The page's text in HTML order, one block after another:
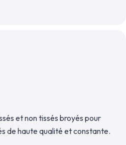
et non tissés broyés pour
de haute qualité et constante.